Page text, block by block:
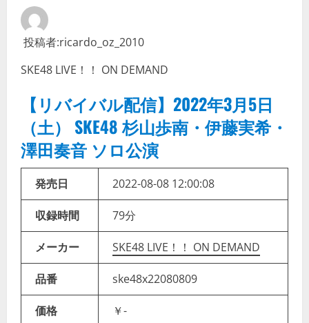
投稿者:ricardo_oz_2010
SKE48 LIVE！！ ON DEMAND
【リバイバル配信】2022年3月5日
（土） SKE48 杉山歩南・伊藤実希・
澤田奏音 ソロ公演
発売日 2022-08-08 12:00:08
収録時間 79分
メーカー SKE48 LIVE！！ ON DEMAND
品番 ske48x22080809
価格 ￥-